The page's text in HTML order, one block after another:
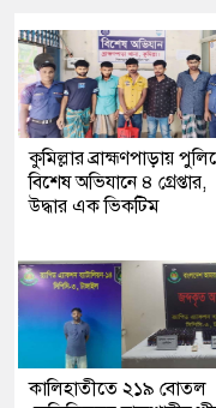
কুমিল্লার ব্রাহ্মণপাড়ায়
বিশেষ অভিযানে ৪ গ্রেপ্তার,
উদ্ধার এক ভিকটিম
কালিহাতীতে ২১৯ বোতল